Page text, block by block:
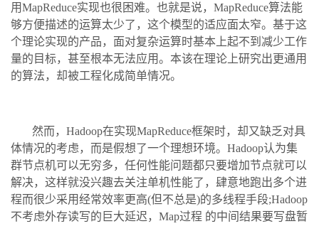
用MapReduce实现也很困难。也就是说，MapReduce算法能
够方便描述的运算太少了，这个模型的适应面太窄。基于这
个理论实现的产品，面对复杂运算时基本上起不到减少工作
量的目标，甚至根本无法应用。本该在理论上研究出更通用
的算法，却被工程化成简单情况。
然而，Hadoop在实现MapReduce框架时，却又缺乏对具
体情况的考虑，而是假想了一个理想环境。Hadoop认为集
群节点机可以无穷多，任何性能问题都只要增加节点就可以
解决，这样就没兴趣去关注单机性能了，肆意地跑出多个进
程而很少采用经常效率更高(但不总是)的多线程手段;Hadoop
不考虑外存读写的巨大延迟，Map过程 的中间结果要写盘暂